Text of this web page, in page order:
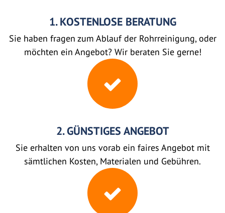
1. KOSTENLOSE BERATUNG
Sie haben fragen zum Ablauf der Rohrreinigung, oder
möchten ein Angebot? Wir beraten Sie gerne!
2. GÜNSTIGES ANGEBOT
Sie erhalten von uns vorab ein faires Angebot mit
sämtlichen Kosten, Materialen und Gebühren.